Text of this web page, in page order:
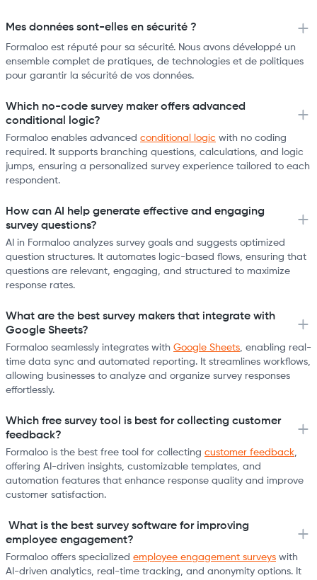
Mes données sont-elles en sécurité ?
Formaloo est réputé pour sa sécurité. Nous avons développé un
ensemble complet de pratiques, de technologies et de politiques
pour garantir la sécurité de vos données.
Which no-code survey maker offers advanced
conditional logic?
Formaloo enables advanced conditional logic with no coding
required. It supports branching questions, calculations, and logic
jumps, ensuring a personalized survey experience tailored to each
respondent.
How can AI help generate effective and engaging
survey questions?
AI in Formaloo analyzes survey goals and suggests optimized
question structures. It automates logic-based flows, ensuring that
questions are relevant, engaging, and structured to maximize
response rates.
What are the best survey makers that integrate with
Google Sheets?
Formaloo seamlessly integrates with Google Sheets, enabling real-
time data sync and automated reporting. It streamlines workflows,
allowing businesses to analyze and organize survey responses
effortlessly.
Which free survey tool is best for collecting customer
feedback?
Formaloo is the best free tool for collecting customer feedback,
offering AI-driven insights, customizable templates, and
automation features that enhance response quality and improve
customer satisfaction.
What is the best survey software for improving
employee engagement?
Formaloo offers specialized employee engagement surveys with
AI-driven analytics, real-time tracking, and anonymity options. It